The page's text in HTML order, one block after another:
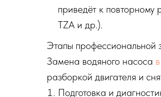
приведёт к
TZA и др.).
Этапы профессиональной
Замена водяного насоса
разборкой двигателя и
Подготовка и